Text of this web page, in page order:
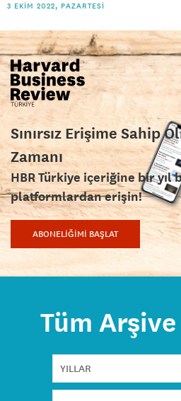
3 EKIM 2022, PAZARTESI
Sınırsız Erişime Sahip
Zamanı
HBR Türkiye içeriğine bir yıl
platformlardan erişin!
ABONELİĞİMİ BAŞLAT
Tüm Arşive